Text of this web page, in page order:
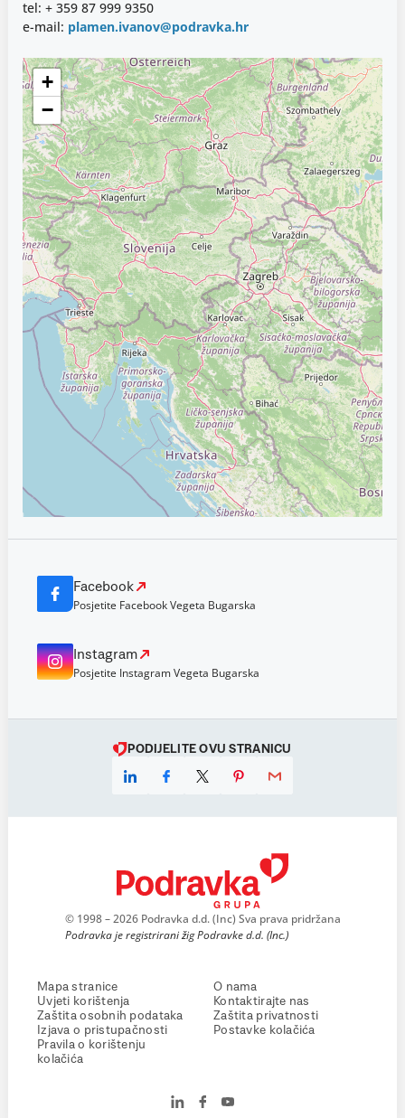
tel: + 359 87 999 9350
e-mail: plamen.ivanov@podravka.hr
+
−
Facebook
Posjetite Facebook Vegeta Bugarska
Instagram
Posjetite Instagram Vegeta Bugarska
PODIJELITE OVU STRANICU
© 1998 – 2026 Podravka d.d. (Inc) Sva prava pridržana
Podravka je registrirani žig Podravke d.d. (Inc.)
Mapa stranice
Uvjeti korištenja
Zaštita osobnih podataka
Izjava o pristupačnosti
Pravila o korištenju
kolačića
O nama
Kontaktirajte nas
Zaštita privatnosti
Postavke kolačića